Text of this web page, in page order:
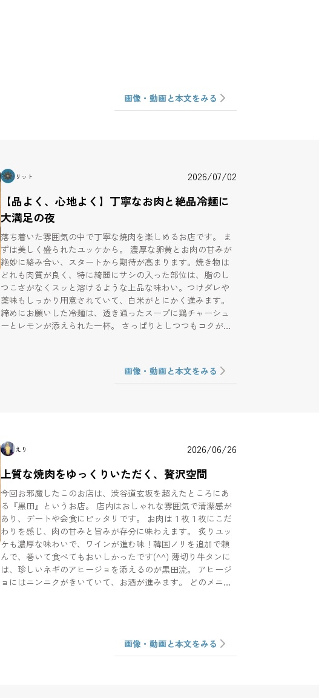
画像・動画と本文をみる
リット 2026/07/02
【品よく、心地よく】丁寧なお肉と絶品冷麺に
大満足の夜
落ち着いた雰囲気の中で丁寧な焼肉を楽しめるお店です。 ま
ずは美しく盛られたユッケから。 濃厚な卵黄とお肉の甘みが
絶妙に絡み合い、スタートから期待が高まります。焼き物は
どれも肉質が良く、特に綺麗にサシの入った部位は、脂のし
つこさがなくスッと溶けるような上品な味わい。つけダレや
薬味もしっかり用意されていて、白米がとにかく進みます。
締めにお願いした冷麺は、透き通ったスープに鶏チャーシュ
ーとレモンが添えられた一杯。 さっぱりとしつつもコクがあ
画像・動画と本文をみる
えり 2026/06/26
上質な焼肉をゆっくりいただく、贅沢空間
今回お邪魔したこのお店は、渋谷道玄坂を超えたところにあ
る『黒田』というお店。 店内はおしゃれな雰囲気で清潔感が
あり、デートや会食にピッタリです。 お肉は１枚１枚にこだ
わりを感じ、肉の甘みと旨みが存分に味わえます。 炙りユッ
ケも濃厚な味わいで、ワインが進む味！韓国ノリを追加で頼
んで、巻いて食べてもおいしかったです(^^) 薄切り牛タンに
は、珍しいネギのアヒージョを添えるのが黒田流。 アヒージ
ョにはニンニクがきいていて、お酒が進みます。 どのメニュ
画像・動画と本文をみる